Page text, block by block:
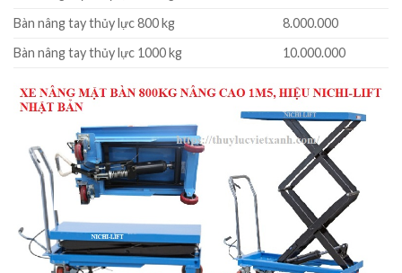
Bàn nâng tay thủy lực 800 kg
8.000.000
Bàn nâng tay thủy lực 1000 kg
10.000.000